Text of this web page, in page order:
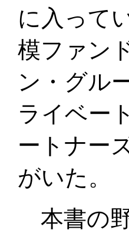
に入って
模ファン
ン・グル
ライベー
ートナー
がいた。
本書の